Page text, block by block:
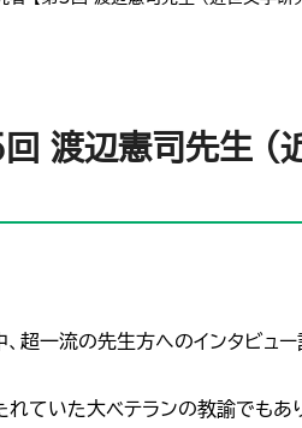
渡辺憲司先生
、超一流の先生方へのインタビュ
ていた大ベテランの教諭でもあ